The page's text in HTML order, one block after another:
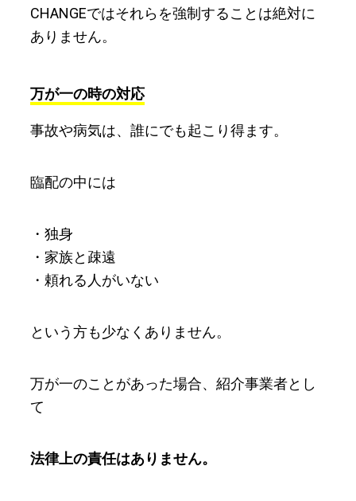
CHANGEではそれらを強制することは絶対に
ありません。
万が一の時の対応
事故や病気は、誰にでも起こり得ます。
臨配の中には
・独身
・家族と疎遠
・頼れる人がいない
という方も少なくありません。
万が一のことがあった場合、紹介事業者とし
て
法律上の責任はありません。